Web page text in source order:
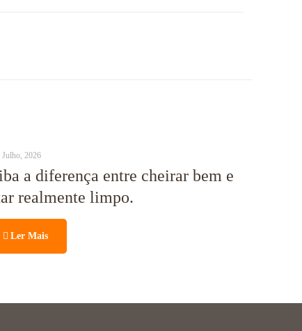
Julho, 2026
a diferença entre cheirar bem e
realmente limpo.
Ler Mais